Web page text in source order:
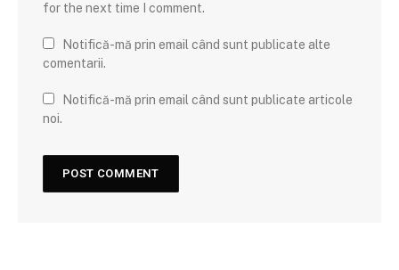
for the next time I comment.
Notifică-mă prin email când sunt publicate alte
comentarii.
Notifică-mă prin email când sunt publicate articole
noi.